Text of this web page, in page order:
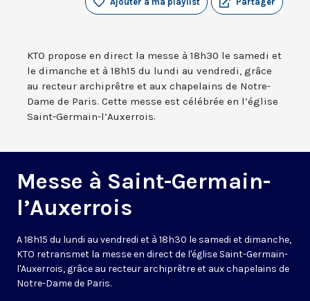
KTO propose en direct la messe à 18h30 le samedi et
le dimanche et à 18h15 du lundi au vendredi, grâce
au recteur archiprêtre et aux chapelains de Notre-
Dame de Paris. Cette messe est célébrée en l’église
Saint-Germain-l’Auxerrois.
Messe à Saint-Germain-
l’Auxerrois
A 18h15 du lundi au vendredi et à 18h30 le samedi et dimanche,
KTO retransmet la messe en direct de l'église Saint-Germain-
l'Auxerrois, grâce au recteur archiprêtre et aux chapelains de
Notre-Dame de Paris.